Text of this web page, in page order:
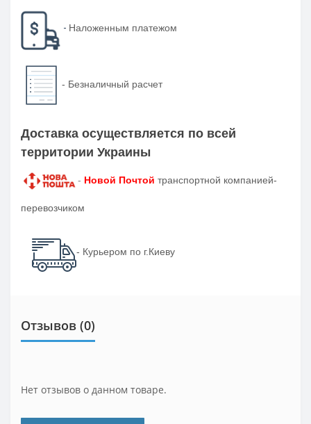
- Наложенным платежом
- Безналичный расчет
Доставка осуществляется по всей
территории Украины
- Новой Почтой транспортной компанией-
перевозчиком
- Курьером по г.Киеву
Отзывов (0)
Нет отзывов о данном товаре.